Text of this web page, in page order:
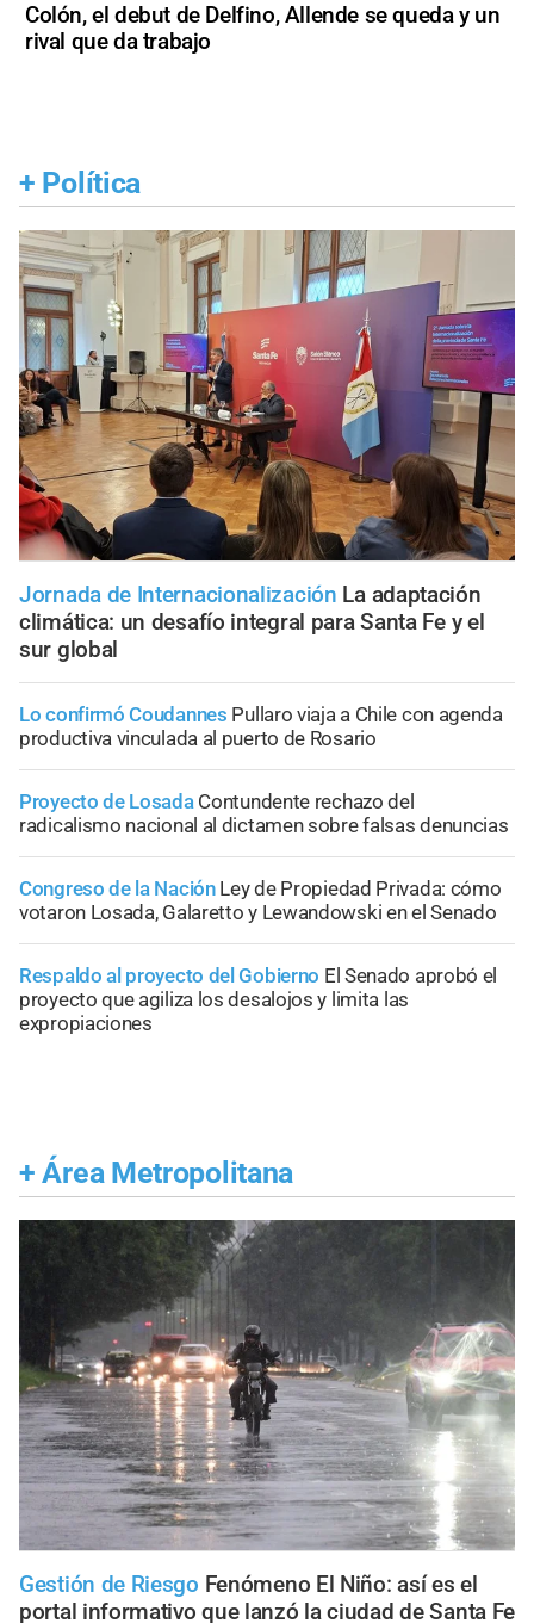
Colón, el debut de Delfino, Allende se queda y un
rival que da trabajo
+ Política
Jornada de Internacionalización La adaptación
climática: un desafío integral para Santa Fe y el
sur global
Lo confirmó Coudannes Pullaro viaja a Chile con agenda
productiva vinculada al puerto de Rosario
Proyecto de Losada Contundente rechazo del
radicalismo nacional al dictamen sobre falsas denuncias
Congreso de la Nación Ley de Propiedad Privada: cómo
votaron Losada, Galaretto y Lewandowski en el Senado
Respaldo al proyecto del Gobierno El Senado aprobó el
proyecto que agiliza los desalojos y limita las
expropiaciones
+ Área Metropolitana
Gestión de Riesgo Fenómeno El Niño: así es el
portal informativo que lanzó la ciudad de Santa Fe